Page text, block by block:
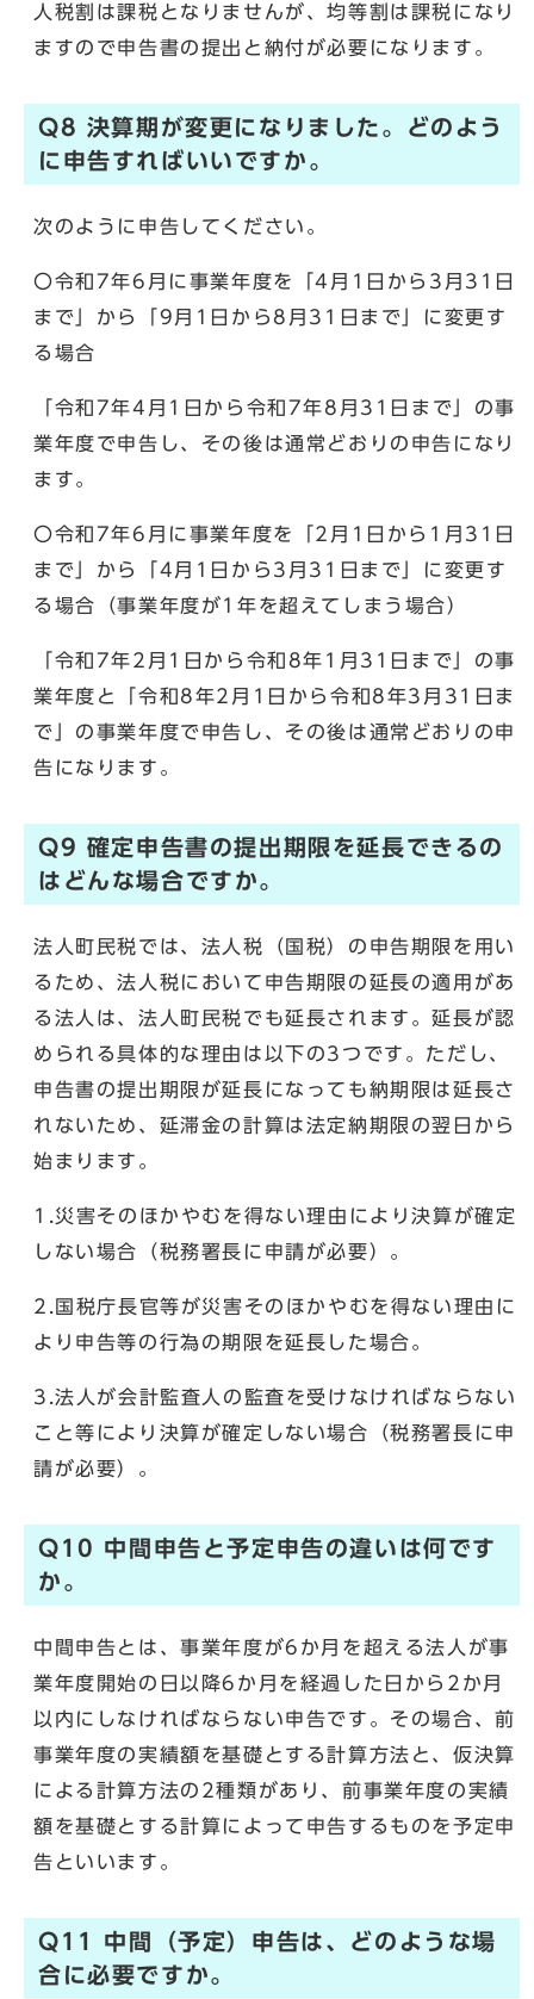
人税割は課税となりませんが、均等割は課税になり
ますので申告書の提出と納付が必要になります。
Q8 決算期が変更になりました。どのよう
に申告すればいいですか。
次のように申告してください。
〇令和7年6月に事業年度を「4月1日から3月31日
まで」から「9月1日から8月31日まで」に変更す
る場合
「令和7年4月1日から令和7年8月31日まで」の事
業年度で申告し、その後は通常どおりの申告になり
ます。
〇令和7年6月に事業年度を「2月1日から1月31日
まで」から「4月1日から3月31日まで」に変更す
る場合（事業年度が1年を超えてしまう場合）
「令和7年2月1日から令和8年1月31日まで」の事
業年度と「令和8年2月1日から令和8年3月31日ま
で」の事業年度で申告し、その後は通常どおりの申
告になります。
Q9 確定申告書の提出期限を延長できるの
はどんな場合ですか。
法人町民税では、法人税（国税）の申告期限を用い
るため、法人税において申告期限の延長の適用があ
る法人は、法人町民税でも延長されます。延長が認
められる具体的な理由は以下の3つです。ただし、
申告書の提出期限が延長になっても納期限は延長さ
れないため、延滞金の計算は法定納期限の翌日から
始まります。
1.災害そのほかやむを得ない理由により決算が確定
しない場合（税務署長に申請が必要）。
2.国税庁長官等が災害そのほかやむを得ない理由に
より申告等の行為の期限を延長した場合。
3.法人が会計監査人の監査を受けなければならない
こと等により決算が確定しない場合（税務署長に申
請が必要）。
Q10 中間申告と予定申告の違いは何です
か。
中間申告とは、事業年度が6か月を超える法人が事
業年度開始の日以降6か月を経過した日から2か月
以内にしなければならない申告です。その場合、前
事業年度の実績額を基礎とする計算方法と、仮決算
による計算方法の2種類があり、前事業年度の実績
額を基礎とする計算によって申告するものを予定申
告といいます。
Q11 中間（予定）申告は、どのような場
合に必要ですか。